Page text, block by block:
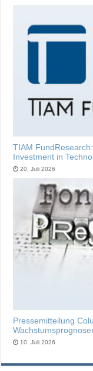
TIAM
Investment in
20. Juli 2026
Pressemitteilung
10. Juli 2026